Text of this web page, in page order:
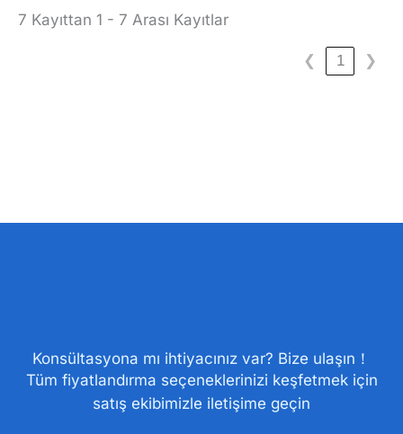
7 Kayıttan 1 - 7 Arası Kayıtlar
❮ 1 ❯
Konsültasyona mı ihtiyacınız var? Bize ulaşın！
Tüm fiyatlandırma seçeneklerinizi keşfetmek için
satış ekibimizle iletişime geçin